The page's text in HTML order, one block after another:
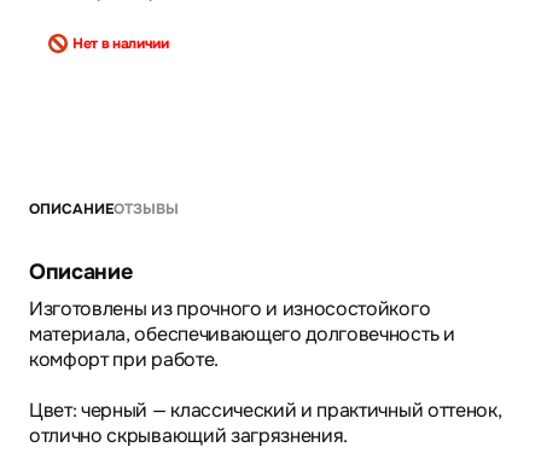
Нет в наличии
ОПИСАНИЕОТЗЫВЫ
Описание
Изготовлены из прочного и износостойкого
материала, обеспечивающего долговечность и
комфорт при работе.
Цвет: черный — классический и практичный оттенок,
отлично скрывающий загрязнения.